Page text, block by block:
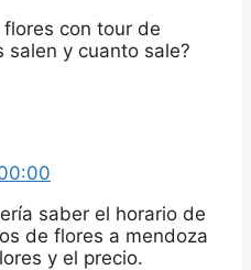
con tour de
salen y cuanto sale?
saber el horario de
de flores a mendoza
y el precio.